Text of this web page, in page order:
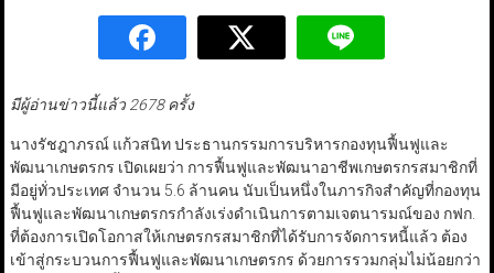
มีผู้อ่านข่าวนี้แล้ว 2678 ครั้ง
นางรัชฎาภรณ์ แก้วสนิท ประธานกรรมการบริหารกองทุนฟื้นฟูและ
พัฒนาเกษตรกร เปิดเผยว่า การฟื้นฟูและพัฒนาอาชีพเกษตรกรสมาชิกที่
มีอยู่ทั่วประเทศ จำนวน 5.6 ล้านคน นับเป็นหนึ่งในภารกิจสำคัญที่กองทุน
ฟื้นฟูและพัฒนาเกษตรกรกำลังเร่งดำเนินการตามเจตนารมณ์ของ กฟก.
ที่ต้องการเปิดโอกาสให้เกษตรกรสมาชิกที่ได้รับการจัดการหนี้แล้ว ต้อง
เข้าสู่กระบวนการฟื้นฟูและพัฒนาเกษตรกร ด้วยการรวมกลุ่มไม่น้อยกว่า